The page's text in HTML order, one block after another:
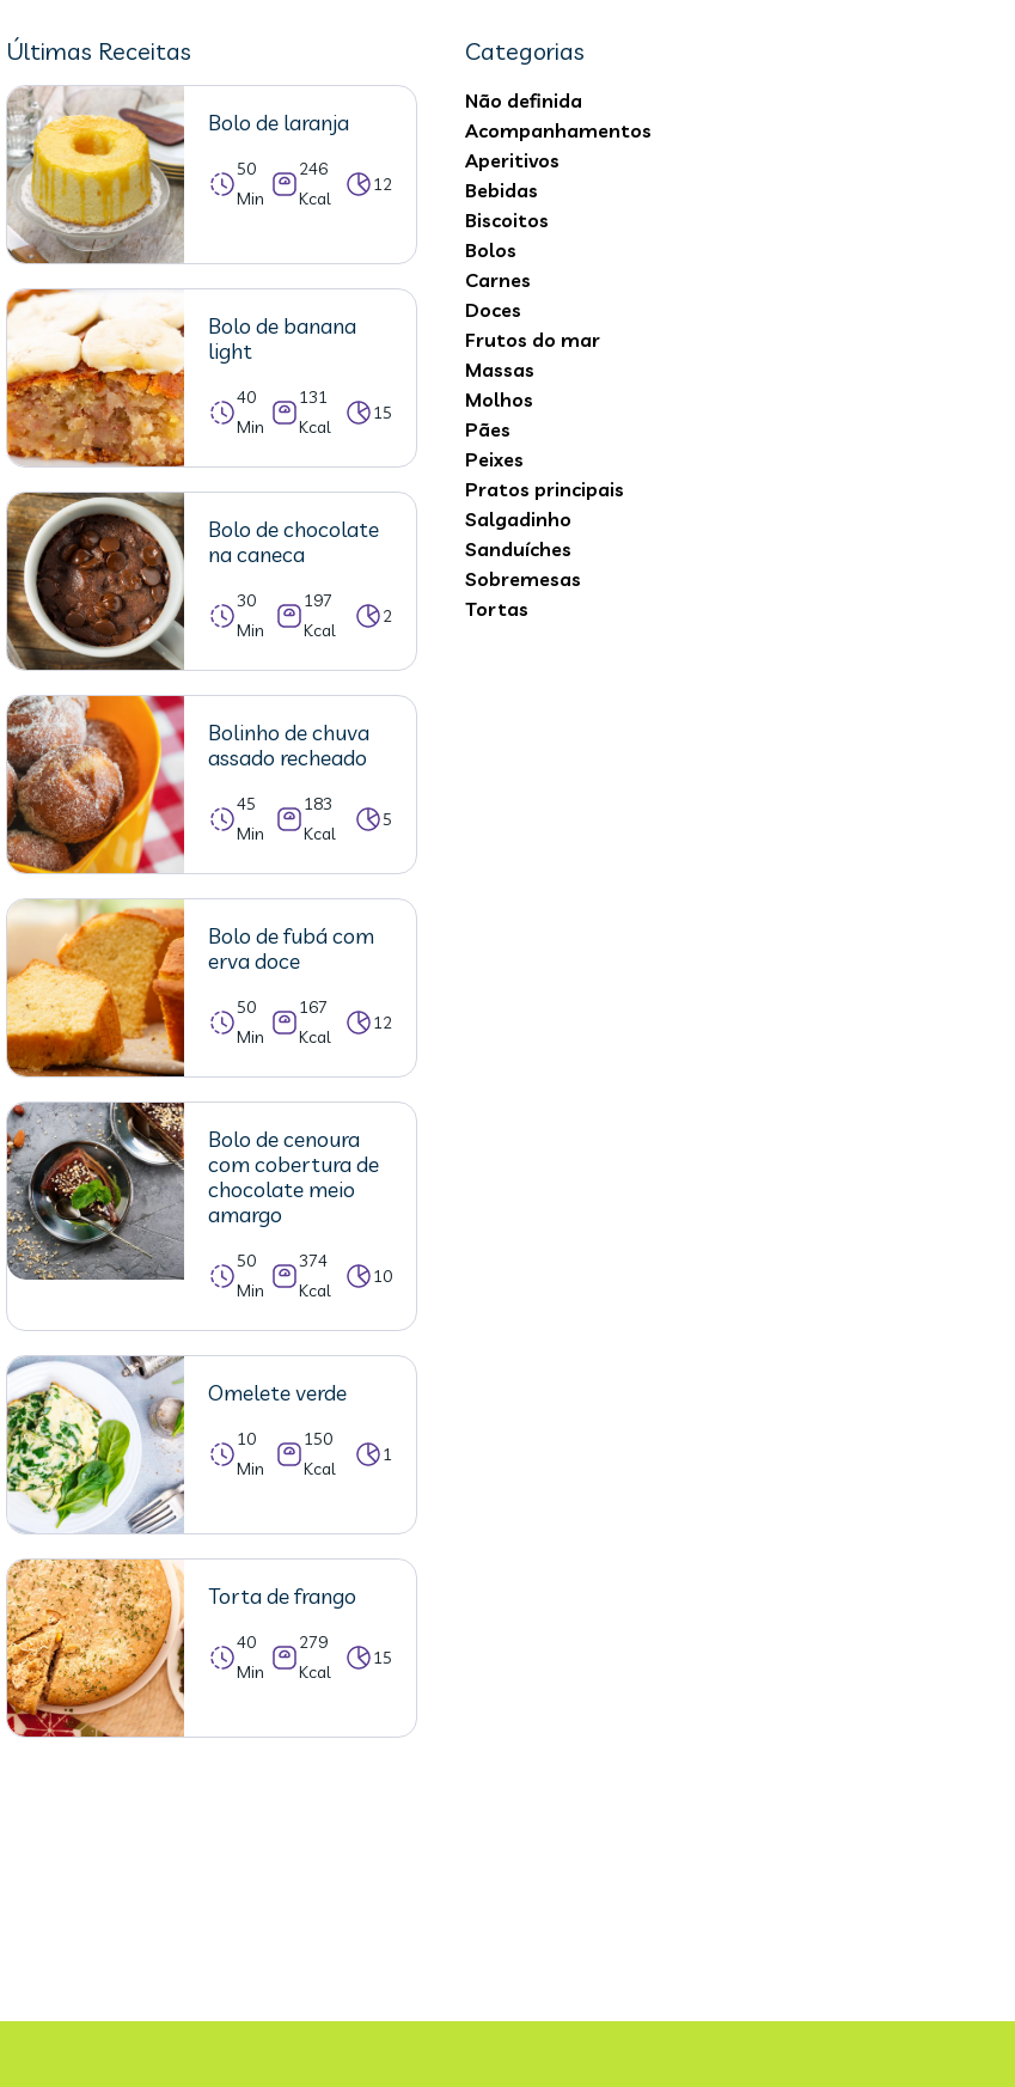
Últimas Receitas
Bolo de laranja
50
Min
246
Kcal
12
Bolo de banana
light
40
Min
131
Kcal
15
Bolo de chocolate
na caneca
30
Min
197
Kcal
2
Bolinho de chuva
assado recheado
45
Min
183
Kcal
5
Bolo de fubá com
erva doce
50
Min
167
Kcal
12
Bolo de cenoura
com cobertura de
chocolate meio
amargo
50
Min
374
Kcal
10
Omelete verde
10
Min
150
Kcal
1
Torta de frango
40
Min
279
Kcal
15
Categorias
Não definida
Acompanhamentos
Aperitivos
Bebidas
Biscoitos
Bolos
Carnes
Doces
Frutos do mar
Massas
Molhos
Pães
Peixes
Pratos principais
Salgadinho
Sanduíches
Sobremesas
Tortas